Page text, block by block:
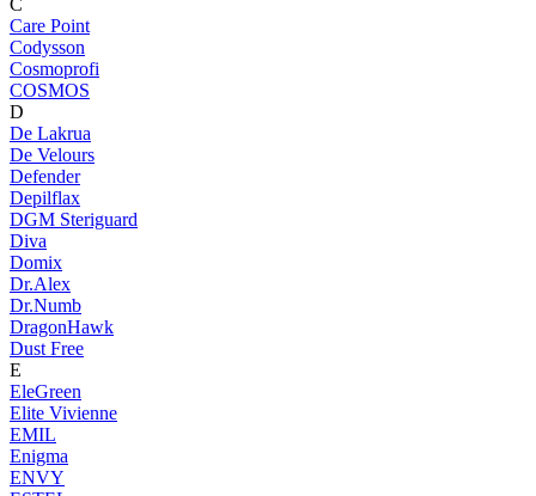
C
Care Point
Codysson
Cosmoprofi
COSMOS
D
De Lakrua
De Velours
Defender
Depilflax
DGM Steriguard
Diva
Domix
Dr.Alex
Dr.Numb
DragonHawk
Dust Free
E
EleGreen
Elite Vivienne
EMIL
Enigma
ENVY